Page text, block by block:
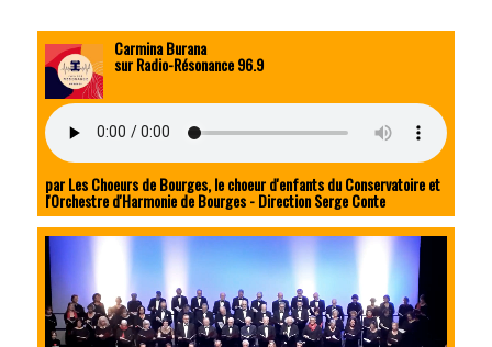
Carmina Burana
sur Radio-Résonance 96.9
par Les Choeurs de Bourges, le choeur d'enfants du Conservatoire et
l'Orchestre d'Harmonie de Bourges - Direction Serge Conte